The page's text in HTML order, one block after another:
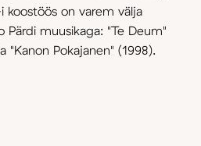
koostöös on varem välja
muusikaga: "Te Deum"
"Kanon Pokajanen" (1998).